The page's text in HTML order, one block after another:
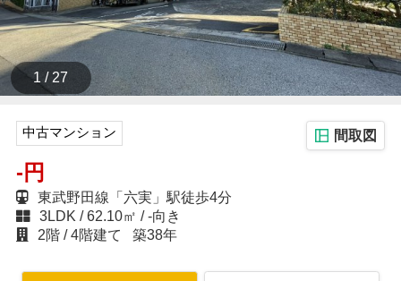
1 / 27
中古マンション 間取図
-円
東武野田線「六実」駅徒歩4分
3LDK
62.10㎡
-向き
2階
4階建て 築38年